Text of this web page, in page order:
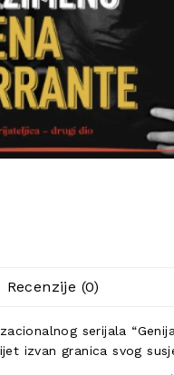
Recenzije (0)
serijala
izvan granica svog